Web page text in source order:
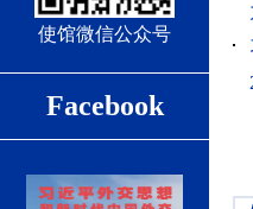
使馆微信公众号
Facebook